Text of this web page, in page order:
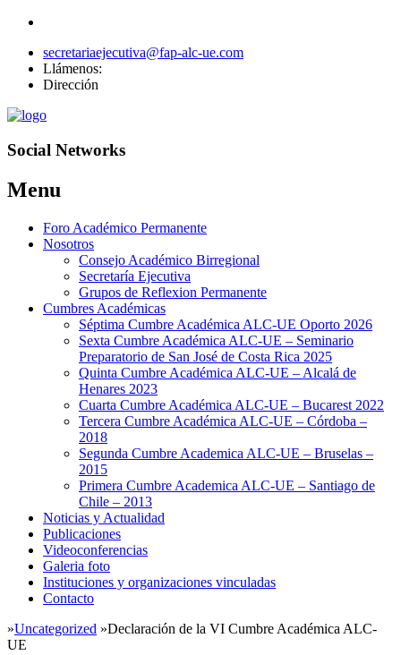
secretariaejecutiva@fap-alc-ue.com
Llámenos:
Dirección
Social Networks
Menu
Skip
Foro Académico Permanente
Nosotros
Consejo Académico Birregional
Secretaría Ejecutiva
Grupos de Reflexion Permanente
Cumbres Académicas
Séptima Cumbre Académica ALC-UE Oporto 2026
Sexta Cumbre Académica ALC-UE – Seminario
Preparatorio de San José de Costa Rica 2025
Quinta Cumbre Académica ALC-UE – Alcalá de
Henares 2023
Cuarta Cumbre Académica ALC-UE – Bucarest 2022
Tercera Cumbre Académica ALC-UE – Córdoba –
2018
Segunda Cumbre Academica ALC-UE – Bruselas –
2015
Primera Cumbre Academica ALC-UE – Santiago de
Chile – 2013
Noticias y Actualidad
Publicaciones
Videoconferencias
Galeria foto
Instituciones y organizaciones vinculadas
Contacto
»Uncategorized »Declaración de la VI Cumbre Académica ALC-
UE